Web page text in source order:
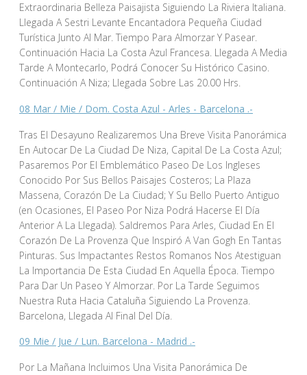
Extraordinaria Belleza Paisajista Siguiendo La Riviera Italiana.
Llegada A Sestri Levante Encantadora Pequeña Ciudad
Turística Junto Al Mar. Tiempo Para Almorzar Y Pasear.
Continuación Hacia La Costa Azul Francesa. Llegada A Media
Tarde A Montecarlo, Podrá Conocer Su Histórico Casino.
Continuación A Niza; Llegada Sobre Las 20.00 Hrs.
08 Mar / Mie / Dom. Costa Azul - Arles - Barcelona .-
Tras El Desayuno Realizaremos Una Breve Visita Panorámica
En Autocar De La Ciudad De Niza, Capital De La Costa Azul;
Pasaremos Por El Emblemático Paseo De Los Ingleses
Conocido Por Sus Bellos Paisajes Costeros; La Plaza
Massena, Corazón De La Ciudad; Y Su Bello Puerto Antiguo
(en Ocasiones, El Paseo Por Niza Podrá Hacerse El Día
Anterior A La Llegada). Saldremos Para Arles, Ciudad En El
Corazón De La Provenza Que Inspiró A Van Gogh En Tantas
Pinturas. Sus Impactantes Restos Romanos Nos Atestiguan
La Importancia De Esta Ciudad En Aquella Época. Tiempo
Para Dar Un Paseo Y Almorzar. Por La Tarde Seguimos
Nuestra Ruta Hacia Cataluña Siguiendo La Provenza.
Barcelona, Llegada Al Final Del Día.
09 Mie / Jue / Lun. Barcelona - Madrid .-
Por La Mañana Incluimos Una Visita Panorámica De